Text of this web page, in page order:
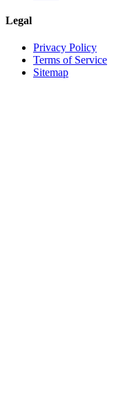
Legal
Privacy Policy
Terms of Service
Sitemap